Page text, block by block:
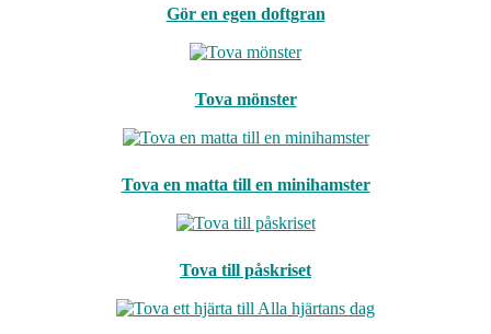
Gör en egen doftgran
Tova mönster
Tova en matta till en minihamster
Tova till påskriset